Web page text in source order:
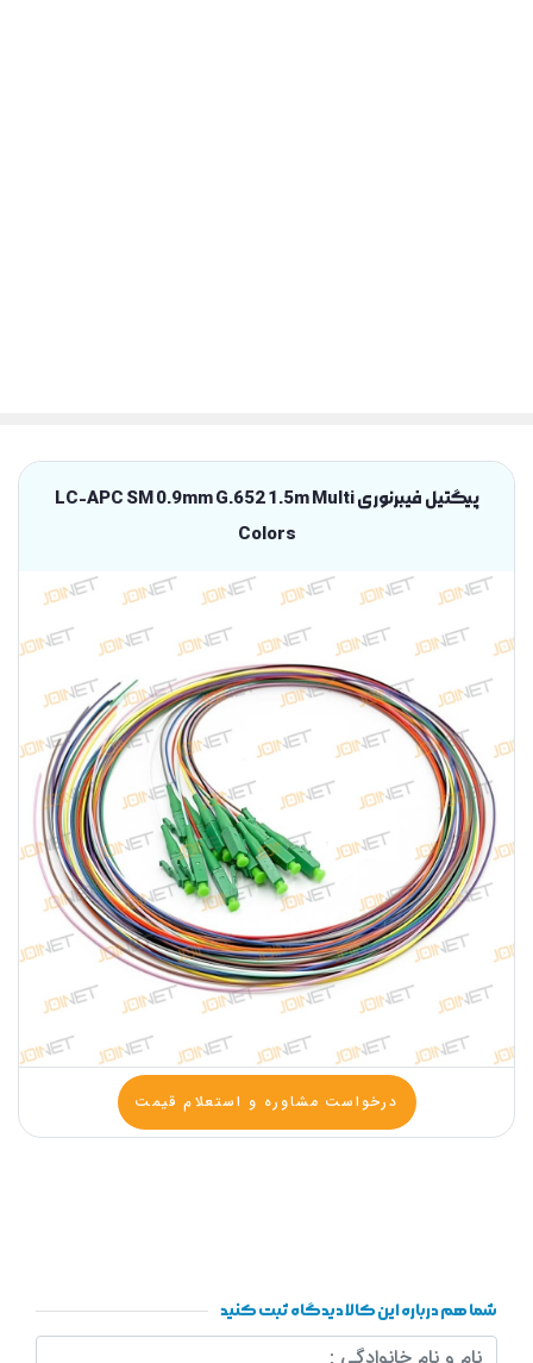
پیگتیل فیبرنوری LC-APC SM 0.9mm G.652 1.5m Multi
Colors
درخواست مشاوره و استعلام قیمت
شما هم درباره این کالا دیدگاه ثبت کنید